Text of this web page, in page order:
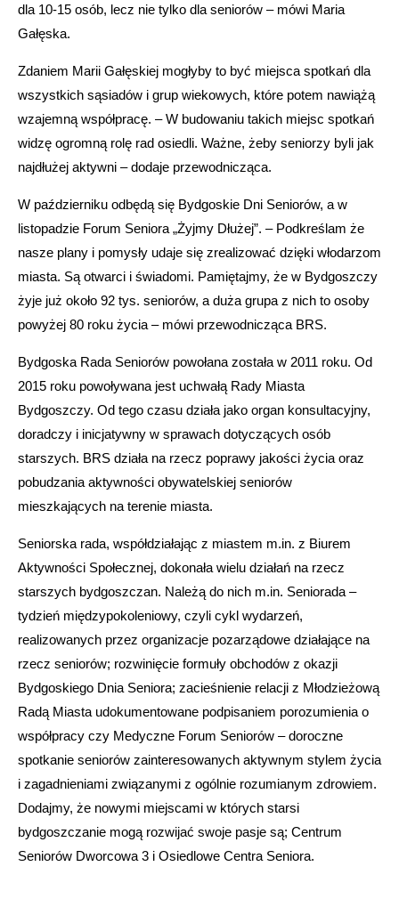
dla 10-15 osób, lecz nie tylko dla seniorów – mówi Maria
Gałęska.
Zdaniem Marii Gałęskiej mogłyby to być miejsca spotkań dla
wszystkich sąsiadów i grup wiekowych, które potem nawiążą
wzajemną współpracę. – W budowaniu takich miejsc spotkań
widzę ogromną rolę rad osiedli. Ważne, żeby seniorzy byli jak
najdłużej aktywni – dodaje przewodnicząca.
W październiku odbędą się Bydgoskie Dni Seniorów, a w
listopadzie Forum Seniora „Żyjmy Dłużej”. – Podkreślam że
nasze plany i pomysły udaje się zrealizować dzięki włodarzom
miasta. Są otwarci i świadomi. Pamiętajmy, że w Bydgoszczy
żyje już około 92 tys. seniorów, a duża grupa z nich to osoby
powyżej 80 roku życia – mówi przewodnicząca BRS.
Bydgoska Rada Seniorów powołana została w 2011 roku. Od
2015 roku powoływana jest uchwałą Rady Miasta
Bydgoszczy. Od tego czasu działa jako organ konsultacyjny,
doradczy i inicjatywny w sprawach dotyczących osób
starszych. BRS działa na rzecz poprawy jakości życia oraz
pobudzania aktywności obywatelskiej seniorów
mieszkających na terenie miasta.
Seniorska rada, współdziałając z miastem m.in. z Biurem
Aktywności Społecznej, dokonała wielu działań na rzecz
starszych bydgoszczan. Należą do nich m.in. Seniorada –
tydzień międzypokoleniowy, czyli cykl wydarzeń,
realizowanych przez organizacje pozarządowe działające na
rzecz seniorów; rozwinięcie formuły obchodów z okazji
Bydgoskiego Dnia Seniora; zacieśnienie relacji z Młodzieżową
Radą Miasta udokumentowane podpisaniem porozumienia o
współpracy czy Medyczne Forum Seniorów – doroczne
spotkanie seniorów zainteresowanych aktywnym stylem życia
i zagadnieniami związanymi z ogólnie rozumianym zdrowiem.
Dodajmy, że nowymi miejscami w których starsi
bydgoszczanie mogą rozwijać swoje pasje są; Centrum
Seniorów Dworcowa 3 i Osiedlowe Centra Seniora.